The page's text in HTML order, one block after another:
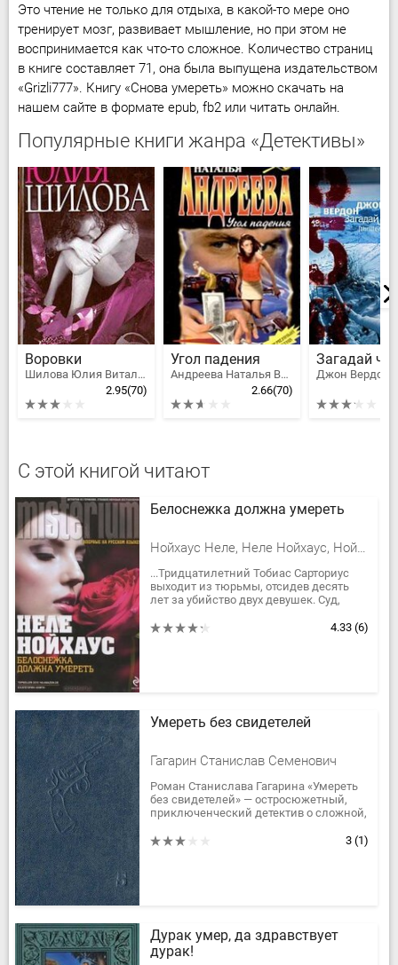
Это чтение не только для отдыха, в какой-то мере оно
тренирует мозг, развивает мышление, но при этом не
воспринимается как что-то сложное. Количество страниц
в книге составляет 71, она была выпущена издательством
«Grizli777». Книгу «Снова умереть» можно скачать на
нашем сайте в формате epub, fb2 или читать онлайн.
Популярные книги жанра «Детективы»
Воровки
Шилова Юлия Витальевна
2.95(70)
Угол падения
Андреева Наталья Вячеславовна
2.66(70)
Загадай
Джон Вердон
С этой книгой читают
Белоснежка должна умереть
Нойхаус Heлe, Неле Нойхаус, Нойхаус Лe
...Тридцатилетний Тобиас Сарториус
выходит из тюрьмы, отсидев десять
лет за убийство двух девушек. Суд,
косвенных улик, не принял во
4.33 (6)
Умереть без свидетелей
Гагарин Станислав Семенович
Роман Станислава Гагарина «Умереть
без свидетелей» — остросюжетный,
приключенческий детектив о сложной,
розыска.
3 (1)
Дурак умер, да здравствует
дурак!